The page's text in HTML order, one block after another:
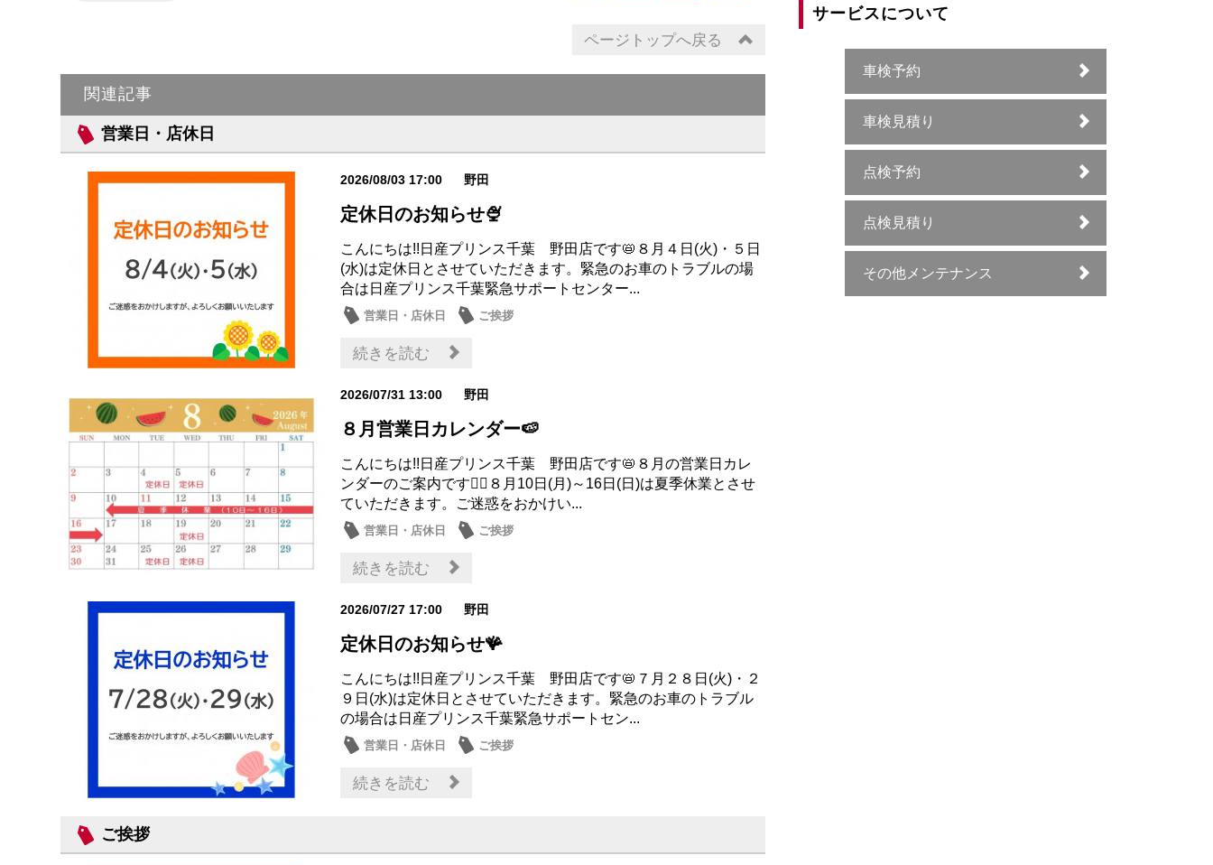
ページトップへ戻る
関連記事
営業日・店休日
2026/08/03 17:00 野田
定休日のお知らせ🍨
こんにちは!!日産プリンス千葉 野田店です📛８月４日(火)・５日
(水)は定休日とさせていただきます。緊急のお車のトラブルの場
合は日産プリンス千葉緊急サポートセンター...
営業日・店休日 ご挨拶
続きを読む
2026/07/31 13:00 野田
８月営業日カレンダー🍉
こんにちは!!日産プリンス千葉 野田店です📛８月の営業日カレ
ンダーのご案内です💁‍♀️８月10日(月)～16日(日)は夏季休業とさせ
ていただきます。ご迷惑をおかけい...
営業日・店休日 ご挨拶
続きを読む
2026/07/27 17:00 野田
定休日のお知らせ🪸
こんにちは!!日産プリンス千葉 野田店です📛７月２８日(火)・２
９日(水)は定休日とさせていただきます。緊急のお車のトラブル
の場合は日産プリンス千葉緊急サポートセン...
営業日・店休日 ご挨拶
続きを読む
ご挨拶
サービスについて
車検予約
車検見積り
点検予約
点検見積り
その他メンテナンス